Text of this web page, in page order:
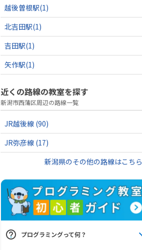
越後曽根駅(1)
北吉田駅(1)
吉田駅(1)
矢作駅(1)
近くの路線の教室を探す
新潟市西蒲区周辺の路線一覧
JR越後線 (90)
JR弥彦線 (17)
新潟県のその他の路線はこちら
プログラミングって何？